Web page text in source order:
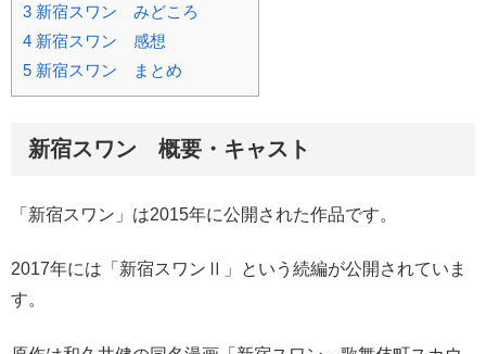
3 新宿スワン みどころ
4 新宿スワン 感想
5 新宿スワン まとめ
新宿スワン 概要・キャスト
「新宿スワン」は2015年に公開された作品です。
2017年には「新宿スワンⅡ」という続編が公開されていま
す。